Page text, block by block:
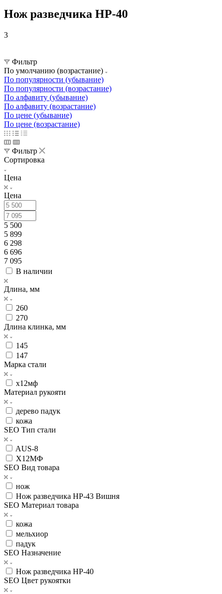
Нож разведчика НР-40
3
Фильтр
По умолчанию (возрастание)
По популярности (убывание)
По популярности (возрастание)
По алфавиту (убывание)
По алфавиту (возрастание)
По цене (убывание)
По цене (возрастание)
Фильтр
Сортировка
Цена
Цена
5 500
5 899
6 298
6 696
7 095
В наличии
Длина, мм
260
270
Длина клинка, мм
145
147
Марка стали
х12мф
Материал рукояти
дерево падук
кожа
SEO Тип стали
AUS-8
Х12МФ
SEO Вид товара
нож
Нож разведчика НР-43 Вишня
SEO Материал товара
кожа
мельхиор
падук
SEO Назначение
Нож разведчика НР-40
SEO Цвет рукоятки